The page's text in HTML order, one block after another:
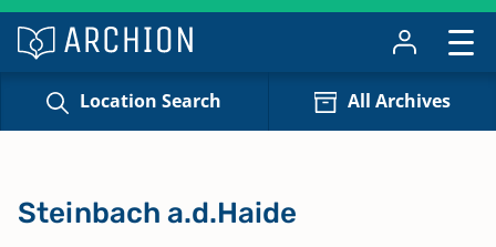
Location Search All Archives
Steinbach a.d.Haide